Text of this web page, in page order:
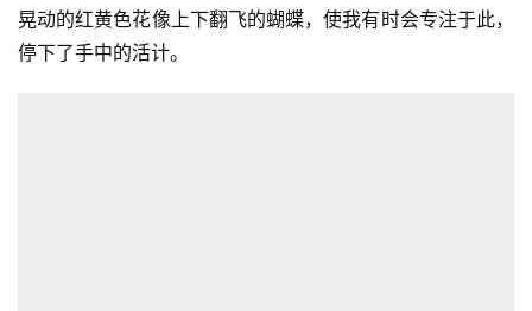
晃动的红黄色花像上下翻飞的蝴蝶，使我有时会专注于此，
停下了手中的活计。